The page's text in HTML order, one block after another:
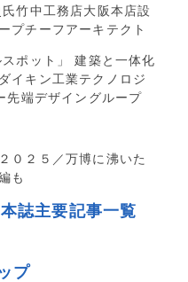
竹中工務店大阪本店設
プチーフアーキテクト
ポット」 建築と一体化
イキン工業テクノロジ
先端デザイングループ
０２５／万博に沸いた
も
誌主要記事一覧
プ